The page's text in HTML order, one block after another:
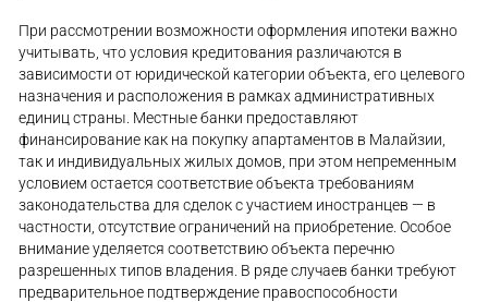
При рассмотрении возможности оформления ипотеки важно
учитывать, что условия кредитования различаются в
зависимости от юридической категории объекта, его целевого
назначения и расположения в рамках административных
единиц страны. Местные банки предоставляют
финансирование как на покупку апартаментов в Малайзии,
так и индивидуальных жилых домов, при этом непременным
условием остается соответствие объекта требованиям
законодательства для сделок с участием иностранцев — в
частности, отсутствие ограничений на приобретение. Особое
внимание уделяется соответствию объекта перечню
разрешенных типов владения. В ряде случаев банки требуют
предварительное подтверждение правоспособности